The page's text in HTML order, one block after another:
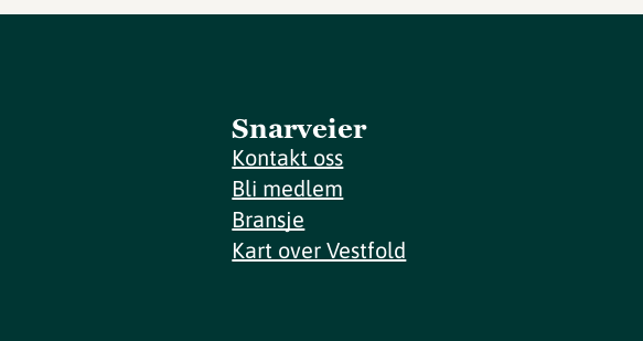
Snarveier
Kontakt oss
Bli medlem
Bransje
Kart over Vestfold